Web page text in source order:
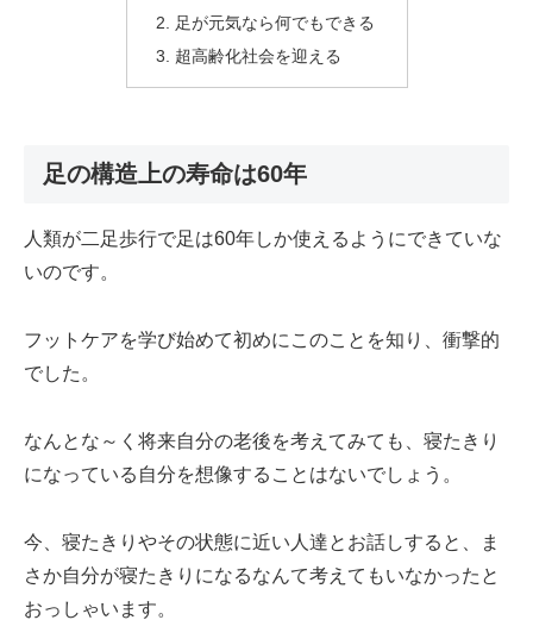
足が元気なら何でもできる
超高齢化社会を迎える
足の構造上の寿命は60年
人類が二足歩行で足は60年しか使えるようにできていな
いのです。
フットケアを学び始めて初めにこのことを知り、衝撃的
でした。
なんとな～く将来自分の老後を考えてみても、寝たきり
になっている自分を想像することはないでしょう。
今、寝たきりやその状態に近い人達とお話しすると、ま
さか自分が寝たきりになるなんて考えてもいなかったと
おっしゃいます。